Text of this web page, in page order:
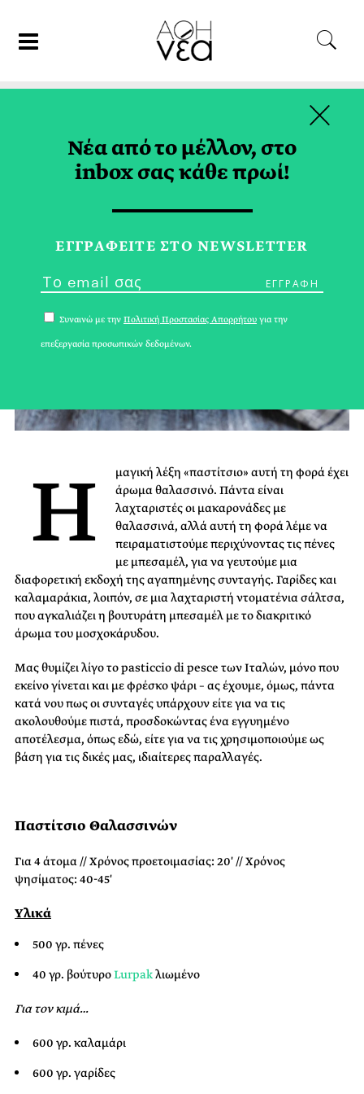
ΣΥΝΤΑΓΕΣ
Παστίτσιο Θαλασσινών
Η
μαγική λέξη «παστίτσιο» αυτή τη φορά έχει
άρωμα θαλασσινό. Πάντα είναι
λαχταριστές οι μακαρονάδες με
θαλασσινά, αλλά αυτή τη φορά λέμε να
πειραματιστούμε περιχύνοντας τις πένες
με μπεσαμέλ, για να γευτούμε μια
διαφορετική εκδοχή της αγαπημένης συνταγής. Γαρίδες και
καλαμαράκια, λοιπόν, σε μια λαχταριστή ντοματένια σάλτσα,
που αγκαλιάζει η βουτυράτη μπεσαμέλ με το διακριτικό
άρωμα του μοσχοκάρυδου.
Μας θυμίζει λίγο το pasticcio di pesce των Ιταλών, μόνο που
εκείνο γίνεται και με φρέσκο ψάρι – ας έχουμε, όμως, πάντα
κατά νου πως οι συνταγές υπάρχουν είτε για να τις
ακολουθούμε πιστά, προσδοκώντας ένα εγγυημένο
αποτέλεσμα, όπως εδώ, είτε για να τις χρησιμοποιούμε ως
βάση για τις δικές μας, ιδιαίτερες παραλλαγές.
Παστίτσιο Θαλασσινών
Για 4 άτομα // Χρόνος προετοιμασίας: 20′ // Χρόνος
ψησίματος: 40-45′
Υλικά
500 γρ. πένες
40 γρ. βούτυροLurpakλιωμένο
Για τον κιμά…
600 γρ. καλαμάρι
600 γρ. γαρίδες
Νέα από το μέλλον, στο
inbox σας κάθε πρωί!
ΕΓΓPΑΦΕΙΤΕ ΣΤΟ NEWSLETTER
Συναινώ με την Πολιτική Προστασίας Απορρήτου για την
επεξεργασία προσωπικών δεδομένων.
×